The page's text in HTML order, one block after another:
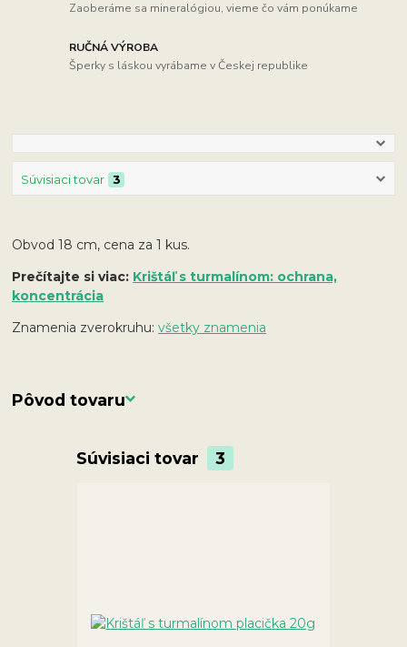
Zaoberáme sa mineralógiou, vieme čo vám ponúkame
RUČNÁ VÝROBA
Šperky s láskou vyrábame v Českej republike
Súvisiaci tovar 3
Obvod 18 cm, cena za 1 kus.
Prečítajte si viac: Krištáľ s turmalínom: ochrana,
koncentrácia
Znamenia zverokruhu:všetky znamenia
Pôvod tovaru
Súvisiaci tovar 3